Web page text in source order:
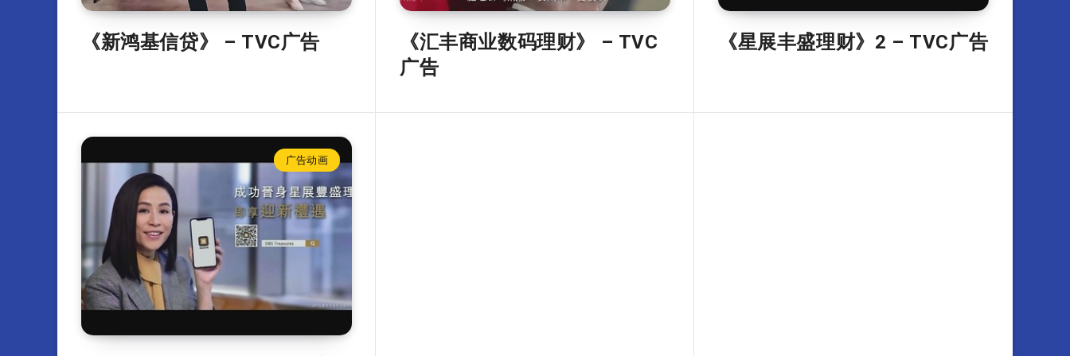
《新鸿基信贷》 – TVC广告
《汇丰商业数码理财》 – TVC
广告
《星展丰盛理财》2 – TVC广告
广告动画